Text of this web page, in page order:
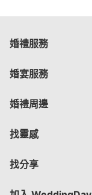
婚禮服務
婚宴服務
婚禮周邊
找靈感
找分享